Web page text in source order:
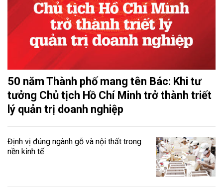
50 năm Thành phố mang tên Bác: Khi tư
tưởng Chủ tịch Hồ Chí Minh trở thành triết
lý quản trị doanh nghiệp
Định vị đúng ngành gỗ và nội thất trong
nền kinh tế